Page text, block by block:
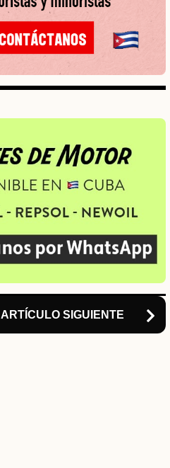
ARTÍCULO SIGUIENTE